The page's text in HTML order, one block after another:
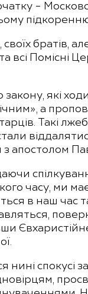
–
братів,
всі
які
а
Такі
з апостолом
часу, ми
в наш час
нині